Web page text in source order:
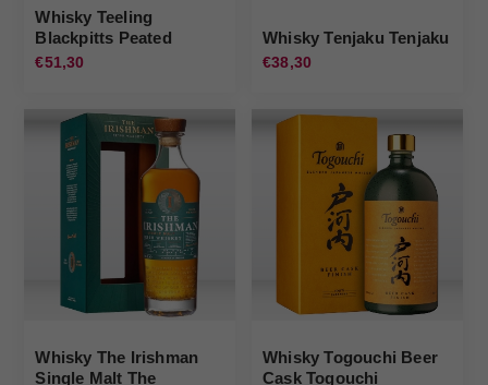
Whisky Teeling
Blackpitts Peated
Teeling
€51,30
Whisky Tenjaku Tenjaku
€38,30
Whisky The Irishman
Single Malt The
Whisky Togouchi Beer
Cask Togouchi